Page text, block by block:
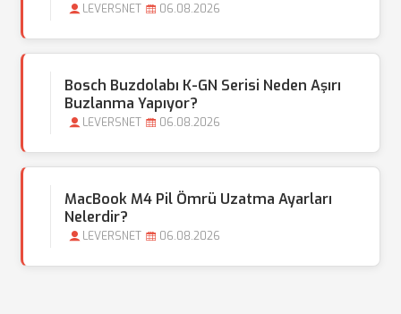
LEVERSNET 06.08.2026
Bosch Buzdolabı K-GN Serisi Neden Aşırı
Buzlanma Yapıyor?
LEVERSNET 06.08.2026
MacBook M4 Pil Ömrü Uzatma Ayarları
Nelerdir?
LEVERSNET 06.08.2026